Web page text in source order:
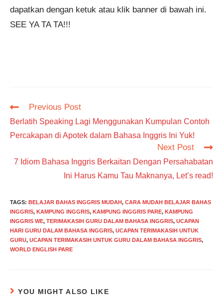
dapatkan dengan ketuk atau klik banner di bawah ini.
SEE YA TA TA!!!
Read
articles
Previous Post
Berlatih Speaking Lagi Menggunakan Kumpulan Contoh
Percakapan di Apotek dalam Bahasa Inggris Ini Yuk!
Next Post
7 Idiom Bahasa Inggris Berkaitan Dengan Persahabatan
Ini Harus Kamu Tau Maknanya, Let’s read!
TAGS: BELAJAR BAHAS INGGRIS MUDAH, CARA MUDAH BELAJAR BAHAS
INGGRIS, KAMPUNG INGGRIS, KAMPUNG INGGRIS PARE, KAMPUNG
INGGRIS WE, TERIMAKASIH GURU DALAM BAHASA INGGRIS, UCAPAN
HARI GURU DALAM BAHASA INGGRIS, UCAPAN TERIMAKASIH UNTUK
GURU, UCAPAN TERIMAKASIH UNTUK GURU DALAM BAHASA INGGRIS,
WORLD ENGLISH PARE
YOU MIGHT ALSO LIKE